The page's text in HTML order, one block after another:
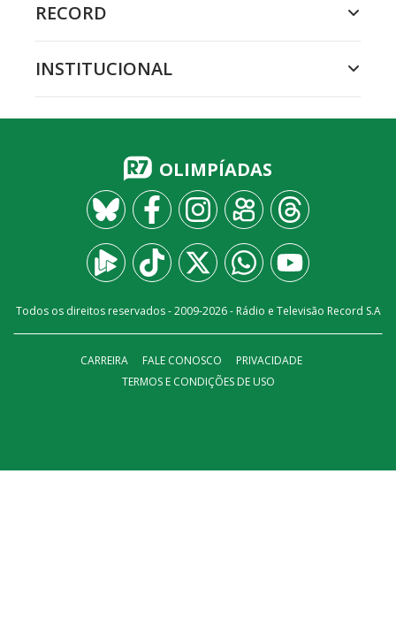
RECORD
INSTITUCIONAL
OLIMPÍADAS
Todos os direitos reservados - 2009-2026- Rádio e Televisão Record S.A
CARREIRA FALE CONOSCO
PRIVACIDADE
TERMOS E CONDIÇÕES DE USO